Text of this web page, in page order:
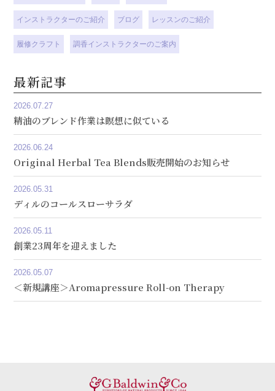
インストラクターのご紹介 ブログ レッスンのご紹介
履修クラフト 調香インストラクターのご案内
最新記事
2026.07.27
精油のブレンド作業は瞑想に似ている
2026.06.24
Original Herbal Tea Blends販売開始のお知らせ
2026.05.31
ディルのコールスローサラダ
2026.05.11
創業23周年を迎えました
2026.05.07
＜新規講座＞Aromapressure Roll-on Therapy